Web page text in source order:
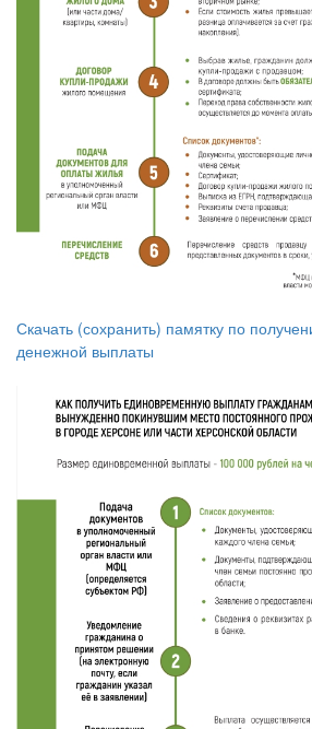
Скачать (сохранить) памятку по
денежной выплаты